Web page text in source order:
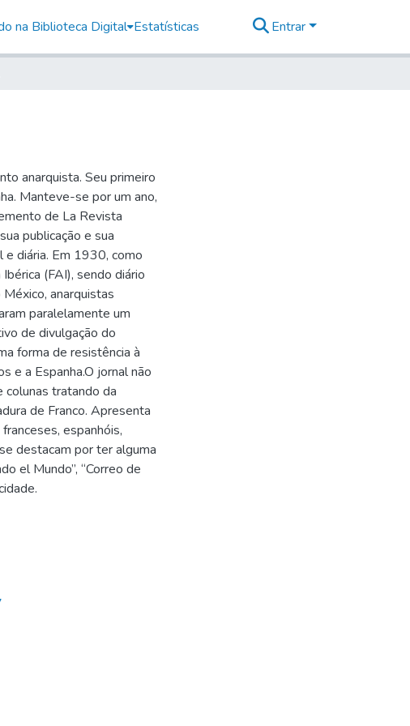
na Biblioteca Digital Estatísticas Entrar
anarquista. Seu primeiro
Manteve-se por um ano,
de La Revista
publicação e sua
e diária. Em 1930, como
(FAI), sendo diário
anarquistas
paralelamente um
de divulgação do
forma de resistência à
e a Espanha.O jornal não
tratando da
de Franco. Apresenta
espanhóis,
destacam por ter alguma
el Mundo”, “Correo de